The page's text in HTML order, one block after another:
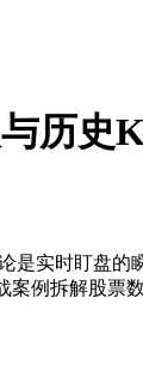
历史
实时盯盘
案例拆解股票